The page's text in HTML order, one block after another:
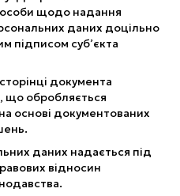
особи щодо надання
даних доцільно
підписом суб’єкта
документа
що обробляється
основі документованих
даних надається під
відносин